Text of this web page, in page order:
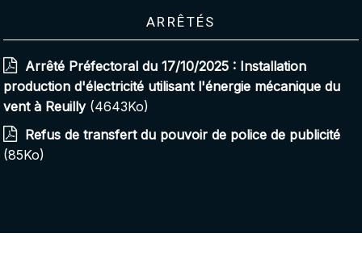
Arrêtés
Arrêté Préfectoral du 17/10/2025 : Installation
production d'électricité utilisant l'énergie mécanique du
vent à Reuilly(4643Ko)
Refus de transfert du pouvoir de police de publicité
(85Ko)